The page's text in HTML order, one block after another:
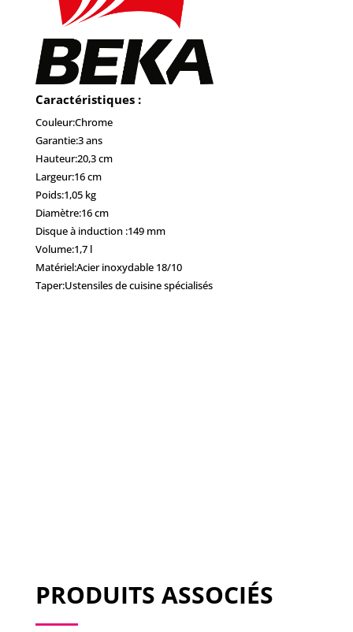
Caractéristiques :
Couleur:Chrome
Garantie:3 ans
Hauteur:20,3 cm
Largeur:16 cm
Poids:1,05 kg
Diamètre:16 cm
Disque à induction :149 mm
Volume:1,7 l
Matériel:Acier inoxydable 18/10
Taper:Ustensiles de cuisine spécialisés
PRODUITS ASSOCIÉS